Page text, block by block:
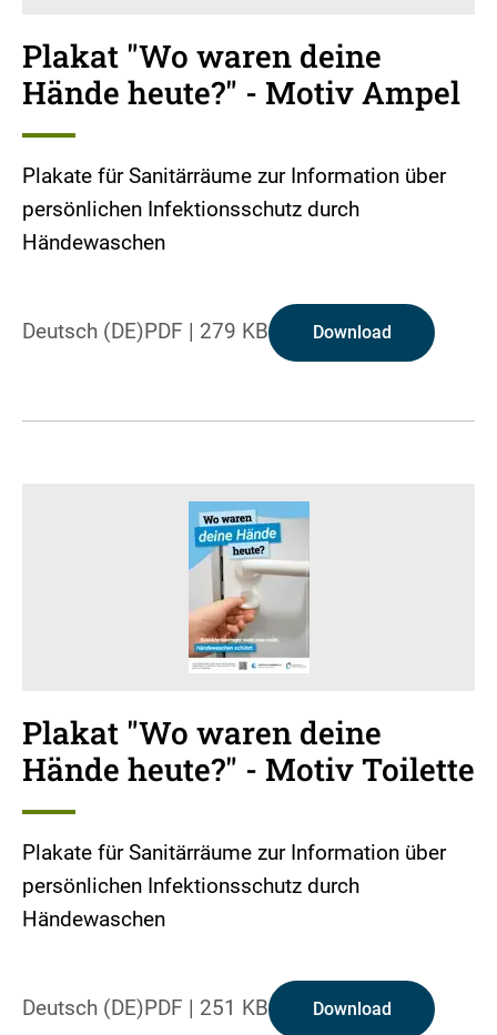
Plakat "Wo waren deine
Hände heute?" - Motiv Ampel
Plakate für Sanitärräume zur Information über
persönlichen Infektionsschutz durch
Händewaschen
Deutsch (DE)PDF | 279 KB Download
Plakat "Wo waren deine
Hände heute?" - Motiv Toilette
Plakate für Sanitärräume zur Information über
persönlichen Infektionsschutz durch
Händewaschen
Deutsch (DE)PDF | 251 KB Download